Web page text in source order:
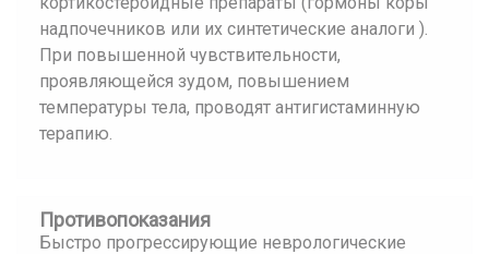
надпочечников или их синтетические аналоги ).
При повышенной чувствительности,
проявляющейся зудом, повышением
температуры тела, проводят антигистаминную
терапию.
Противопоказания
Быстро прогрессирующие неврологические